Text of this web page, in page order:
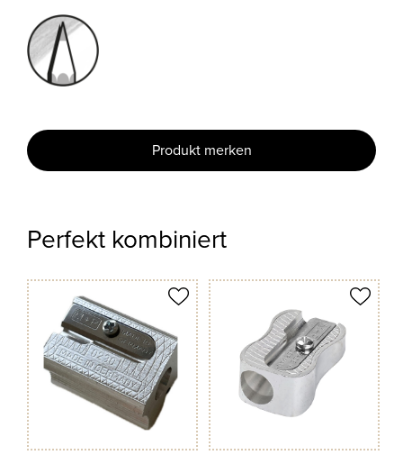
Produkt merken
Perfekt kombiniert
merken Produkt merken